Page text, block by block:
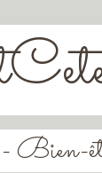
Bien-